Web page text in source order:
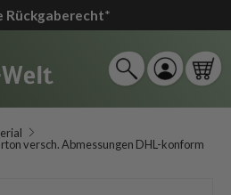
öffnen
Rückgaberecht*
SucheEinloggen
versch. Abmessungen DHL-konform